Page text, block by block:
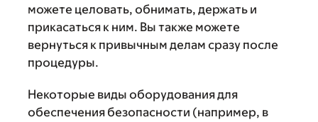
можете целовать, обнимать, держать и
прикасаться к ним. Вы также можете
вернуться к привычным делам сразу после
процедуры.
Некоторые виды оборудования для
обеспечения безопасности (например, в